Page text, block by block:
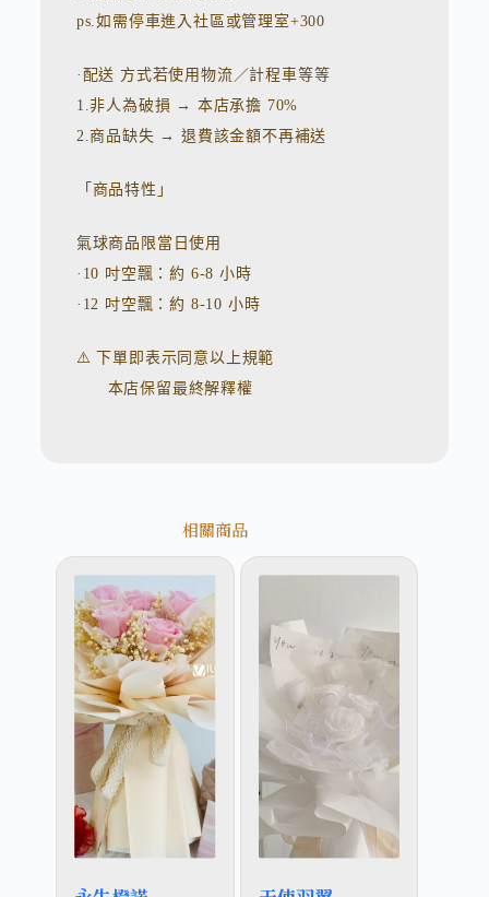
ps.如需停車進入社區或管理室+300
·配送 方式若使用物流／計程車等等
1.非人為破損 → 本店承擔 70%
2.商品缺失 → 退費該金額不再補送
「商品特性」
氣球商品限當日使用
·10 吋空飄：約 6-8 小時
·12 吋空飄：約 8-10 小時
⚠️ 下單即表示同意以上規範
本店保留最終解釋權
相關商品